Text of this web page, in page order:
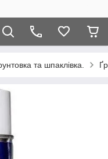
та шпаклівка.